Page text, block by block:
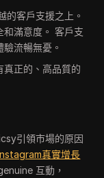
的客戶支援之上。
和滿意度。 客戶支
流暢無憂。
正的、高品質的
引領市場的原因
真實增長
互動，